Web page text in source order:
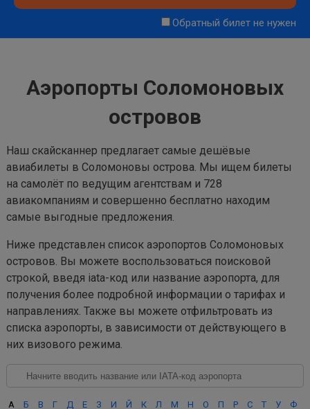
Обратный билет не нужен
Аэропорты Соломоновых
островов
Наш скайсканнер предлагает самые дешёвые
авиабилеты в Соломоновы острова. Мы ищем билеты
на самолёт по ведущим агентствам и 728
авиакомпаниям и совершенно бесплатно находим
самые выгодные предложения.
Ниже представлен список аэропортов Соломоновых
островов. Вы можете воспользоваться поисковой
строкой, введя iata-код или название аэропорта, для
получения более подробной информации о тарифах и
направлениях. Также вы можете отфильтровать из
списка аэропорты, в зависимости от действующего в
них визового режима.
А Б В Г Д Е З И Й К Л М Н О П Р С Т У
Ф